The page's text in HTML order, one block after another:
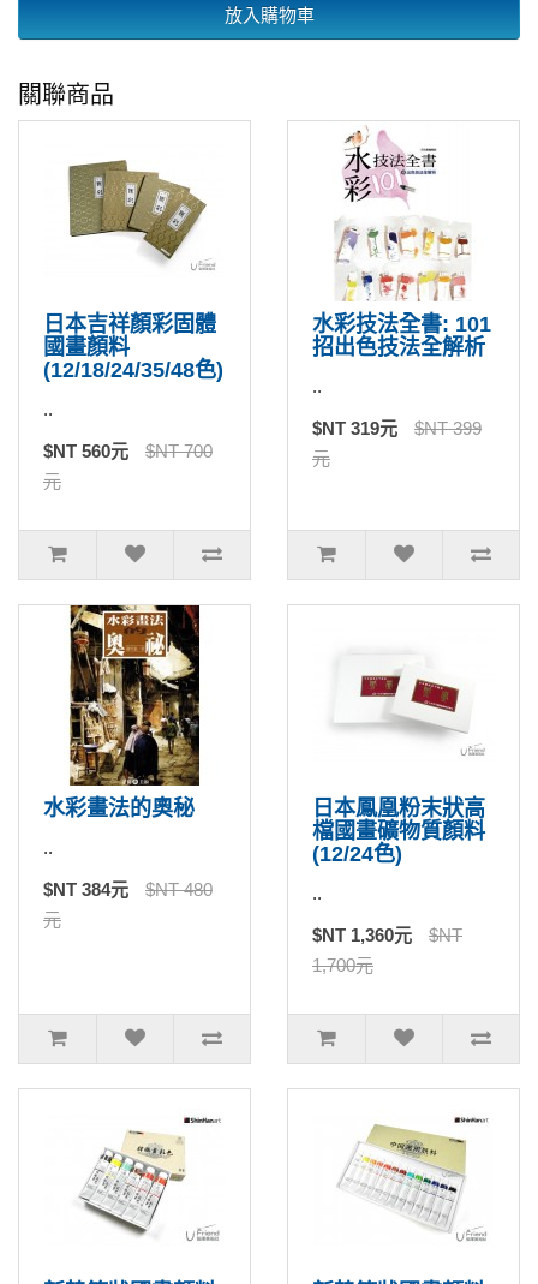
放入購物車
關聯商品
日本吉祥顏彩固體
國畫顏料
(12/18/24/35/48色)
..
$NT 560元
$NT 700
元
水彩技法全書: 101
招出色技法全解析
..
$NT 319元
$NT 399
元
水彩畫法的奧秘
..
$NT 384元
$NT 480
元
日本鳳凰粉末狀高
檔國畫礦物質顏料
(12/24色)
..
$NT 1,360元
$NT
1,700元